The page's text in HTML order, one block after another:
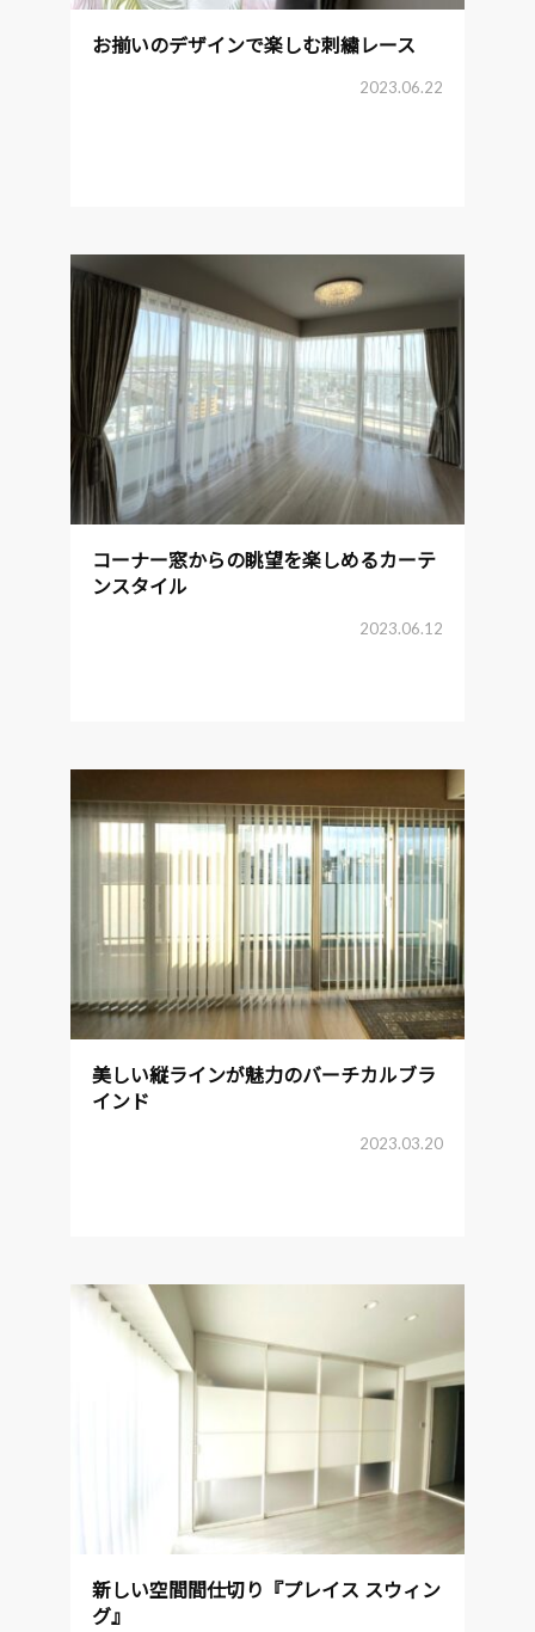
お揃いのデザインで楽しむ刺繍レース
2023.06.22
コーナー窓からの眺望を楽しめるカーテ
ンスタイル
2023.06.12
美しい縦ラインが魅力のバーチカルブラ
インド
2023.03.20
新しい空間間仕切り『プレイス スウィン
グ』